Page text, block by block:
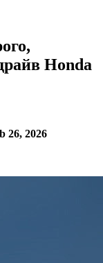
Honda
26, 2026